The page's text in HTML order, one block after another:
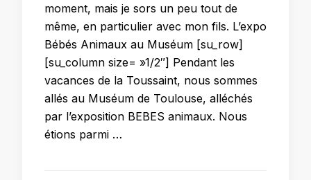
moment, mais je sors un peu tout de
même, en particulier avec mon fils. L’expo
Bébés Animaux au Muséum [su_row]
[su_column size= »1/2″] Pendant les
vacances de la Toussaint, nous sommes
allés au Muséum de Toulouse, alléchés
par l’exposition BEBES animaux. Nous
étions parmi …